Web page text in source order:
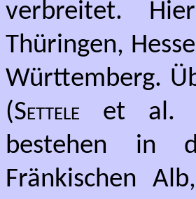
verbreitet.
Thüringen,
Württemberg.
(Settele et al.
bestehen in
Fränkischen